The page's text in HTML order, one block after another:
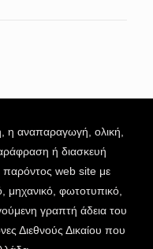
αναπαραγωγή, ολική,
ή διασκευή
παρόντος web site με
μηχανικό, φωτοτυπικό,
γραπτή άδεια του
Διεθνούς Δικαίου που